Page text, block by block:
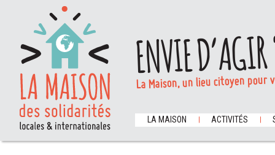
ENVIE
La Maison, un lieu citoyen
LA MAISON ACTIVITÉS